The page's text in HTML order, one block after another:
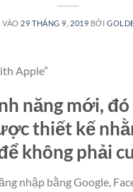
29 THÁNG 9, 2019 BỞI
Apple”
năng mới, đó
thiết kế
không phải
nhập bằng Google,